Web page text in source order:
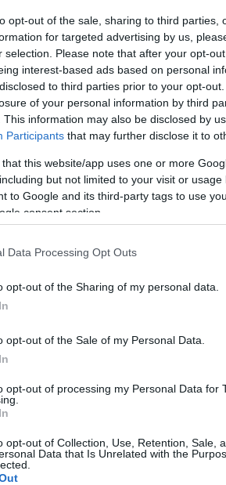
opt-out of the sale, sharing to third parties,
for targeted advertising by us,
selection. Please note that after your opt-
interest-based ads based on personal
to third parties prior to your opt-
of your personal information by third
This information may also be disclosed by
Participants that may further disclose it to
that this website/app uses one or more
but not limited to your visit or
to Google and its third-party tags to use
consent section.
Data Processing Opt Outs
opt-out of the Sharing of my personal data.
opt-out of the Sale of my Personal Data.
opt-out of processing my Personal Data for
opt-out of Collection, Use, Retention, Sale,
Data that Is Unrelated with the
Barvofly utazási irodánál vásárolt
ami nem megy egyszerűen.
a törlés és a visszatérítés
pedig nagyon helyesen,
hamarabb visszatérítették a teljes
A sztori 3 hete áll, mi is írtunk a